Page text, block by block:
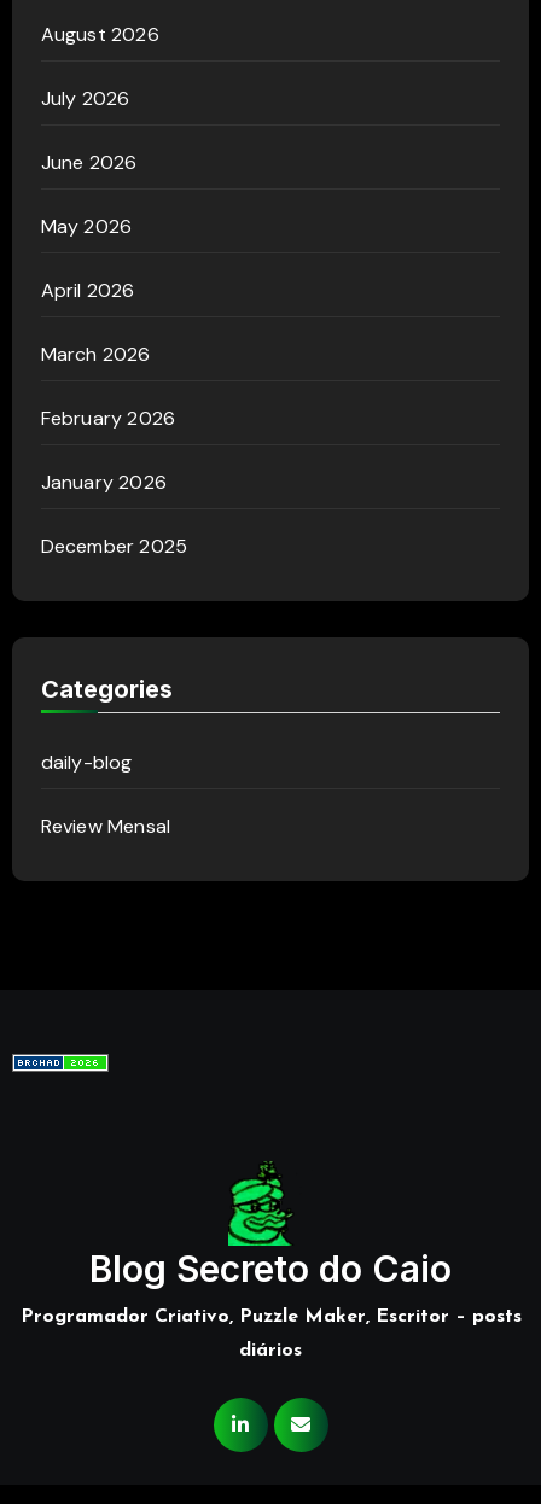
August 2026
July 2026
June 2026
May 2026
April 2026
March 2026
February 2026
January 2026
December 2025
Categories
daily-blog
Review Mensal
Blog Secreto do Caio
Programador Criativo, Puzzle Maker, Escritor – posts
diários